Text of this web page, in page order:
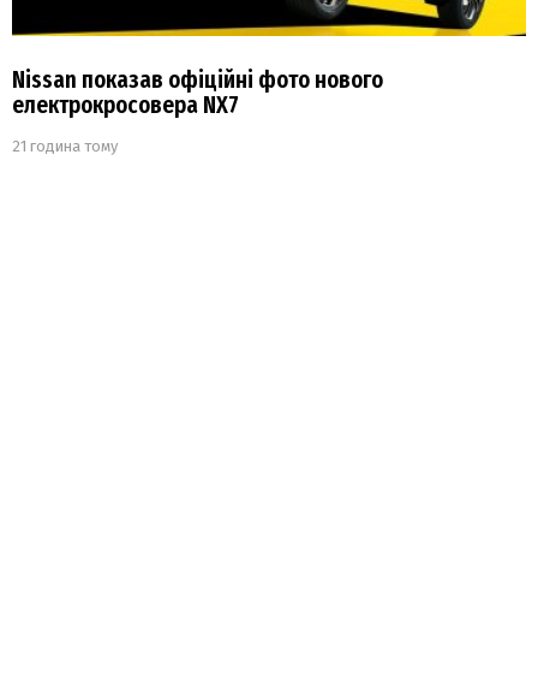
Nissan показав офіційні фото нового
електрокросовера NX7
21 година тому